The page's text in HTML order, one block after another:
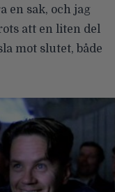
en sak, och jag
att en liten del
mot slutet, både